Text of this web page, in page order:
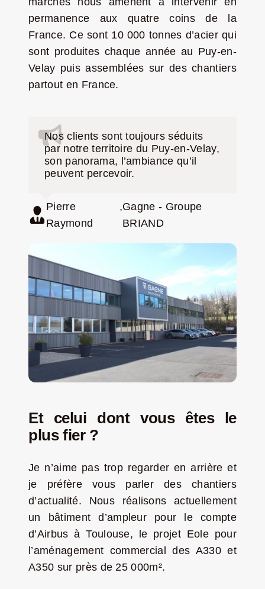
permanence aux quatre coins de la
France. Ce sont 10 000 tonnes d’acier qui
sont produites chaque année au Puy-en-
Velay puis assemblées sur des chantiers
partout en France.
Nos clients sont toujours séduits
par notre territoire du Puy-en-Velay,
son panorama, l’ambiance qu’il
peuvent percevoir.
Pierre
Raymond
,Gagne - Groupe
BRIAND
Et celui dont vous êtes le
plus fier ?
Je n’aime pas trop regarder en arrière et
je préfère vous parler des chantiers
d’actualité. Nous réalisons actuellement
un bâtiment d’ampleur pour le compte
d’Airbus à Toulouse, le projet Eole pour
l’aménagement commercial des A330 et
A350 sur près de 25 000m².